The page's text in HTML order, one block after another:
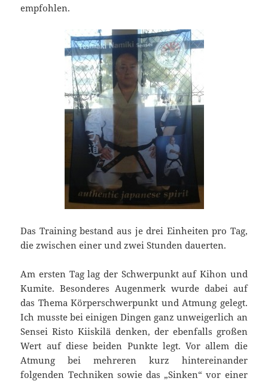
empfohlen.
Das Training bestand aus je drei Einheiten pro Tag,
die zwischen einer und zwei Stunden dauerten.
Am ersten Tag lag der Schwerpunkt auf Kihon und
Kumite. Besonderes Augenmerk wurde dabei auf
das Thema Körperschwerpunkt und Atmung gelegt.
Ich musste bei einigen Dingen ganz unweigerlich an
Sensei Risto Kiiskilä denken, der ebenfalls großen
Wert auf diese beiden Punkte legt. Vor allem die
Atmung bei mehreren kurz hintereinander
folgenden Techniken sowie das „Sinken“ vor einer